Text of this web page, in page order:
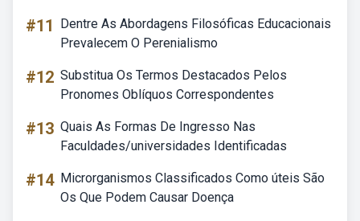
#11
Dentre As Abordagens Filosóficas Educacionais
Prevalecem O Perenialismo
#12 Substitua Os Termos Destacados Pelos
Pronomes Oblíquos Correspondentes
#13 Quais As Formas De Ingresso Nas
Faculdades/universidades Identificadas
#14 Microrganismos Classificados Como úteis São
Os Que Podem Causar Doença